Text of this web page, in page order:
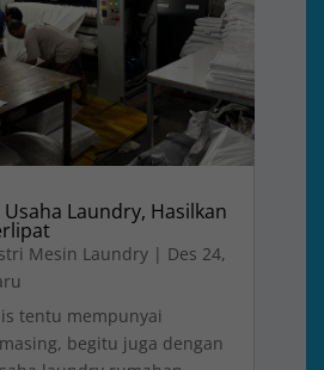
Laundry, Hasilkan
Mesin Laundry | Des 24,
tentu mempunyai
begitu juga dengan